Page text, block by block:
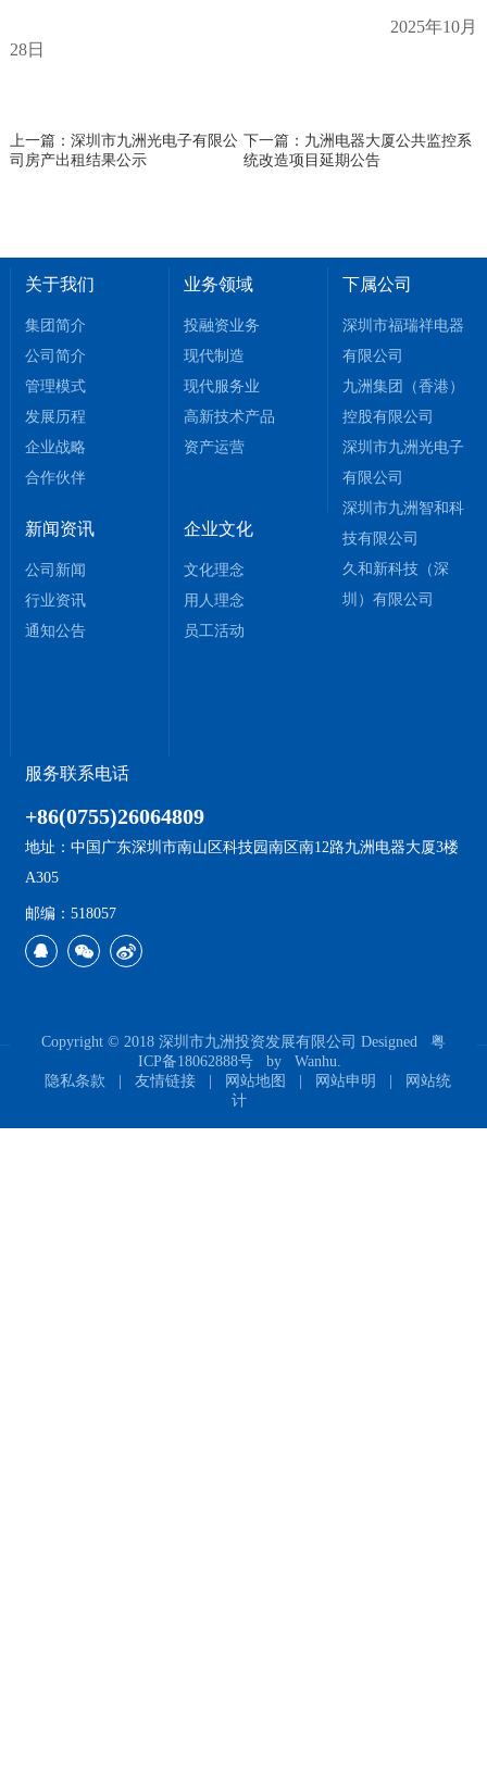
2025年10月
28日
上一篇：深圳市九洲光电子有限公
司房产出租结果公示
下一篇：九洲电器大厦公共监控系
统改造项目延期公告
关于我们
集团简介
公司简介
管理模式
发展历程
企业战略
合作伙伴
业务领域
投融资业务
现代制造
现代服务业
高新技术产品
资产运营
下属公司
深圳市福瑞祥电器
有限公司
九洲集团（香港）
控股有限公司
深圳市九洲光电子
有限公司
深圳市九洲智和科
技有限公司
久和新科技（深
圳）有限公司
新闻资讯
公司新闻
行业资讯
通知公告
企业文化
文化理念
用人理念
员工活动
服务联系电话
+86(0755)26064809
地址：中国广东深圳市南山区科技园南区南12路九洲电器大厦3楼
A305
邮编：518057
Copyright © 2018 深圳市九洲投资发展有限公司 Designed
粤
ICP备18062888号
by
Wanhu.
隐私条款
| 友情链接 | 网站地图 | 网站申明 |
网站统
计